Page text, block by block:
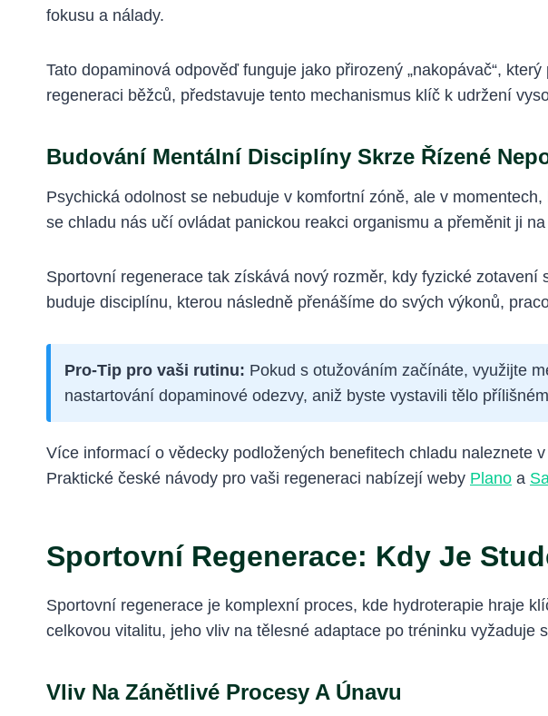
fokusu a nálady.
Tato dopaminová odpověď funguje jako přirozený „nakopávač“,
regeneraci běžců, představuje tento mechanismus klíč k udržení
Budování Mentální Disciplíny Skrze Řízené
Psychická odolnost se nebuduje v komfortní zóně, ale v
se chladu nás učí ovládat panickou reakci organismu a přeměnit ji
Sportovní regenerace tak získává nový rozměr, kdy fyzické
buduje disciplínu, kterou následně přenášíme do svých výkonů,
Pro-Tip pro vaši rutinu: Pokud s otužováním začínáte, využijte
nastartování dopaminové odezvy, aniž byste vystavili tělo
Více informací o vědecky podložených benefitech chladu naleznete
Praktické české návody pro vaši regeneraci nabízejí weby Plano a
Sportovní Regenerace: Kdy Je
Sportovní regenerace je komplexní proces, kde hydroterapie hraje
celkovou vitalitu, jeho vliv na tělesné adaptace po tréninku vyžaduje
Vliv Na Zánětlivé Procesy A Únavu